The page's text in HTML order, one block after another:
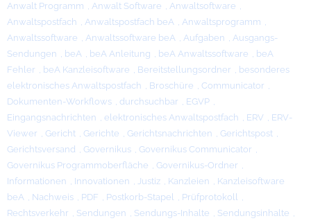
Anwalt Programm , Anwalt Software , Anwaltsoftware ,
Anwaltspostfach , Anwaltspostfach beA , Anwaltsprogramm ,
Anwaltssoftware , Anwaltssoftware beA , Aufgaben , Ausgangs-
Sendungen , beA , beA Anleitung , beA Anwaltssoftware , beA
Fehler , beA Kanzleisoftware , Bereitstellungsordner , besonderes
elektronisches Anwaltspostfach , Broschüre , Communicator ,
Dokumenten-Workflows , durchsuchbar , EGVP ,
Eingangsnachrichten , elektronisches Anwaltspostfach , ERV , ERV-
Viewer , Gericht , Gerichte , Gerichtsnachrichten , Gerichtspost ,
Gerichtsversand , Governikus , Governikus Communicator ,
Governikus Programmoberfläche , Governikus-Ordner ,
Informationen , Innovationen , Justiz , Kanzleien , Kanzleisoftware
beA , Nachweis , PDF , Postkorb-Stapel , Prüfprotokoll ,
Rechtsverkehr , Sendungen , Sendungs-Inhalte , Sendungsinhalte ,